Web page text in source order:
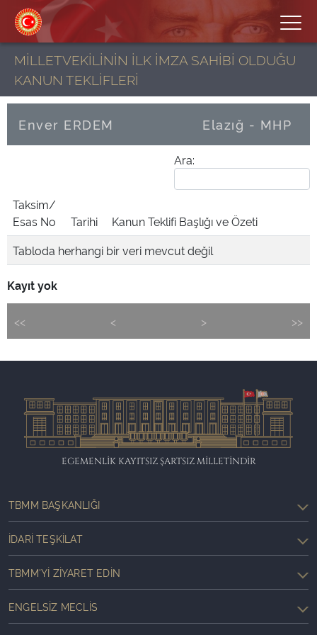
MİLLETVEKİLİNİN İLK İMZA SAHİBİ OLDUĞU
KANUN TEKLİFLERİ
Enver ERDEM Elazığ - MHP
Ara:
Taksim/
Esas No
Tarihi
Kanun Teklifi Başlığı ve Özeti
Tabloda herhangi bir veri mevcut değil
Kayıt yok
<< < > >>
EGEMENLİK KAYITSIZ ŞARTSIZ MİLLETİNDİR
TBMM BAŞKANLIĞI
İDARI TEŞKILAT
TBMM'YI ZIYARET EDIN
ENGELSIZ MECLIS